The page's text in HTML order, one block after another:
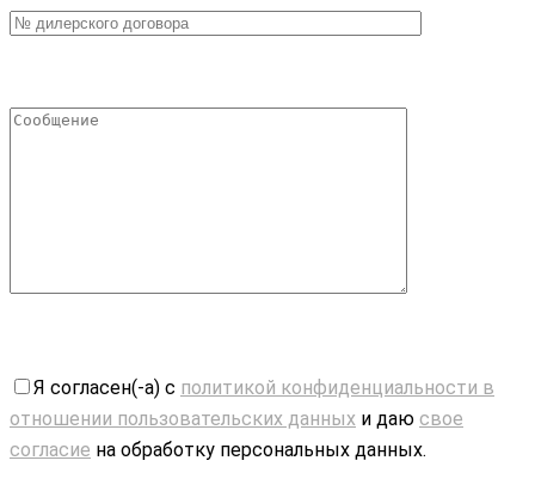
Я согласен(-а) с политикой конфиденциальности в
отношении пользовательских данных и даю свое
согласие на обработку персональных данных.